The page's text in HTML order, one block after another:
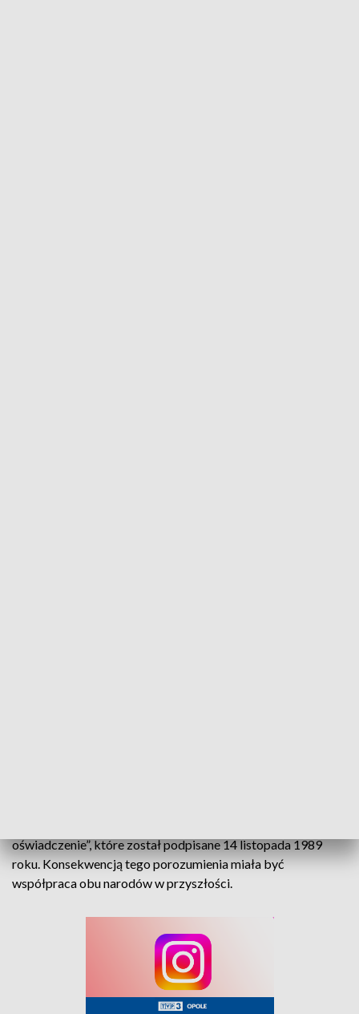
oświadczenie”, które został podpisane 14 listopada 1989
roku. Konsekwencją tego porozumienia miała być
współpraca obu narodów w przyszłości.